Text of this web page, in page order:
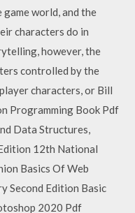
world, and the
characters do in
however, the
controlled by the
characters, or Bill
Programming Book Pdf
Data Structures,
12th National
Basics Of Web
Second Edition Basic
2020 Pdf